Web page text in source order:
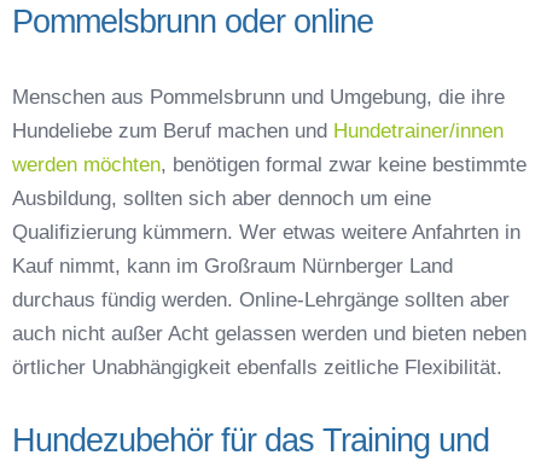
Pommelsbrunn oder online
Menschen aus Pommelsbrunn und Umgebung, die ihre
Hundeliebe zum Beruf machen und Hundetrainer/innen
werden möchten, benötigen formal zwar keine bestimmte
Ausbildung, sollten sich aber dennoch um eine
Qualifizierung kümmern. Wer etwas weitere Anfahrten in
Kauf nimmt, kann im Großraum Nürnberger Land
durchaus fündig werden. Online-Lehrgänge sollten aber
auch nicht außer Acht gelassen werden und bieten neben
örtlicher Unabhängigkeit ebenfalls zeitliche Flexibilität.
Hundezubehör für das Training und